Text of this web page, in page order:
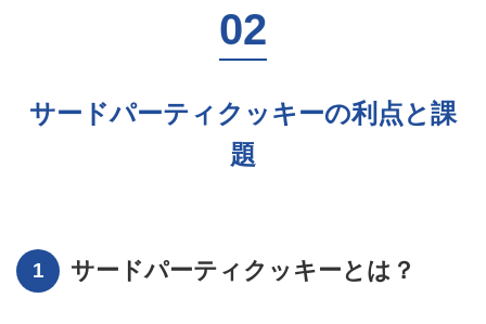
サードパーティクッキーの利点と課
題
サードパーティクッキーとは？